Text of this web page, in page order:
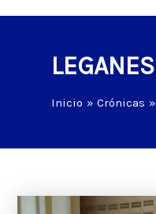
Inicio Crónicas